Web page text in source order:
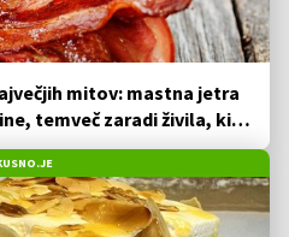
mitov: mastna jetra
temveč zaradi živila, ki